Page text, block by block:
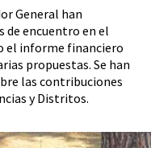
General han
de encuentro en el
el informe financiero
propuestas. Se han
las contribuciones
y Distritos.